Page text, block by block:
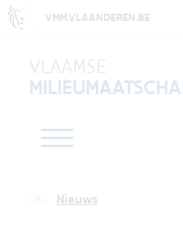
VMM.VLAANDEREN.BE
VLAAMSE
Nieuws